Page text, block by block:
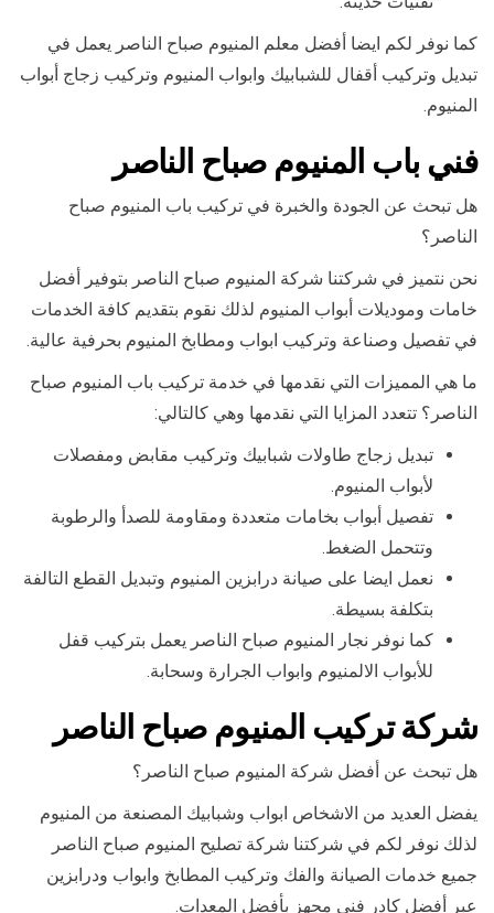
كما نوفر لكم ايضا أفضل معلم المنيوم صباح الناصر يعمل في
تبديل وتركيب أقفال للشبابيك وابواب المنيوم وتركيب زجاج أبواب
المنيوم.
فني باب المنيوم صباح الناصر
هل تبحث عن الجودة والخبرة في تركيب باب المنيوم صباح
الناصر؟
نحن نتميز في شركتنا شركة المنيوم صباح الناصر بتوفير أفضل
خامات وموديلات أبواب المنيوم لذلك نقوم بتقديم كافة الخدمات
في تفصيل وصناعة وتركيب ابواب ومطابخ المنيوم بحرفية عالية.
ما هي المميزات التي نقدمها في خدمة تركيب باب المنيوم صباح
الناصر؟ تتعدد المزايا التي نقدمها وهي كالتالي:
تبديل زجاج طاولات شبابيك وتركيب مقابض ومفصلات
لأبواب المنيوم.
تفصيل أبواب بخامات متعددة ومقاومة للصدأ والرطوبة
وتتحمل الضغط.
نعمل ايضا على صيانة درابزين المنيوم وتبديل القطع التالفة
بتكلفة بسيطة.
كما نوفر نجار المنيوم صباح الناصر يعمل بتركيب قفل
للأبواب الالمنيوم وابواب الجرارة وسحابة.
شركة تركيب المنيوم صباح الناصر
هل تبحث عن أفضل شركة المنيوم صباح الناصر؟
يفضل العديد من الاشخاص ابواب وشبابيك المصنعة من المنيوم
لذلك نوفر لكم في شركتنا شركة تصليح المنيوم صباح الناصر
جميع خدمات الصيانة والفك وتركيب المطابخ وابواب ودرابزين
عبر أفضل كادر فني مجهز بأفضل المعدات.